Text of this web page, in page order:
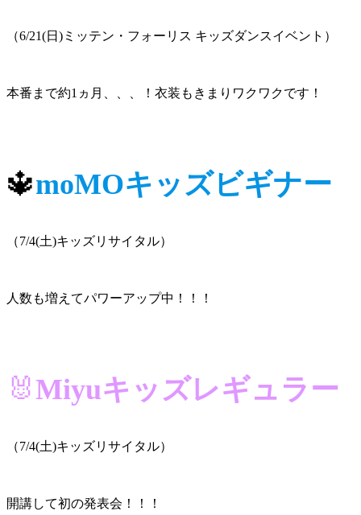
（6/21(日)ミッテン・フォーリス キッズダンスイベント）
本番まで約1ヵ月、、、！衣装もきまりワクワクです！
🔱moMOキッズビギナー
（7/4(土)キッズリサイタル）
人数も増えてパワーアップ中！！！
🐰Miyuキッズレギュラー
（7/4(土)キッズリサイタル）
開講して初の発表会！！！